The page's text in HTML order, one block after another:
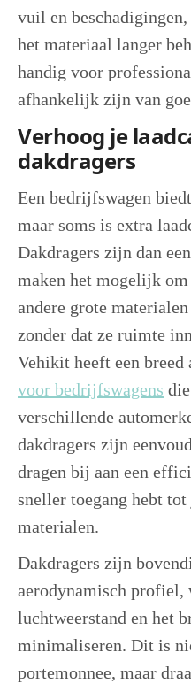
vuil en
het materiaal langer
handig voor
afhankelijk zijn van
Verhoog je
dakdragers
Een bedrijfswagen
maar soms is extra
Dakdragers zijn dan
maken het mogelijk
andere grote
zonder dat ze ruimte
Vehikit heeft een breed
voor bedrijfswagens
verschillende
dakdragers zijn
dragen bij aan een
sneller toegang hebt tot
materialen.
Dakdragers zijn
aerodynamisch profiel,
luchtweerstand en het
minimaliseren. Dit is
portemonnee, maar